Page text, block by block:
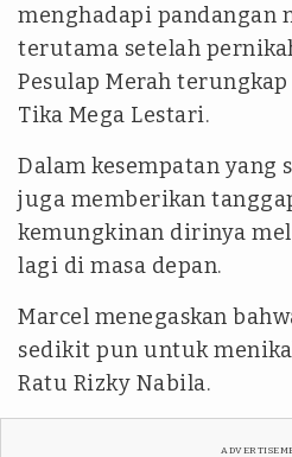
menghadapi pandangan
terutama setelah
Pesulap Merah
Tika Mega Lestari.
Dalam kesempatan yang
juga memberikan
kemungkinan dirinya
lagi di masa depan.
Marcel menegaskan
sedikit pun untuk
Ratu Rizky Nabila.